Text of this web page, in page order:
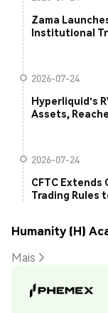
Zama
Institutional
2026-07-24
Hyperliquid's
Assets,
2026-07-24
CFTC Extends
Trading Rules
Humanity (H)
Mais